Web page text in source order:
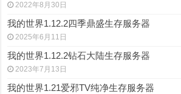
2022年8月30日
我的世界1.12.2四季鼎盛生存服务器
2025年6月11日
我的世界1.12.2钻石大陆生存服务器
2023年7月13日
我的世界1.21爱邪TV纯净生存服务器